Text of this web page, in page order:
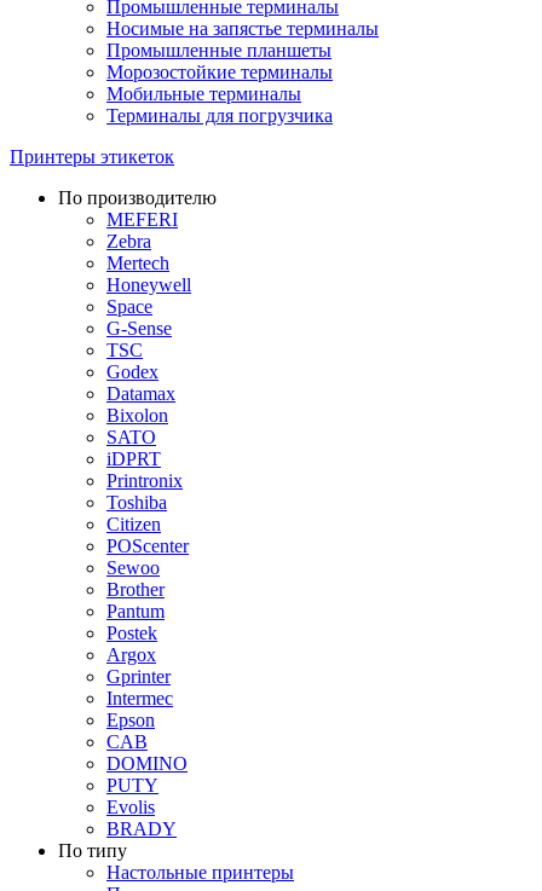
Промышленные терминалы
Носимые на запястье терминалы
Промышленные планшеты
Морозостойкие терминалы
Мобильные терминалы
Терминалы для погрузчика
Принтеры этикеток
По производителю
MEFERI
Zebra
Mertech
Honeywell
Space
G-Sense
TSC
Godex
Datamax
Bixolon
SATO
iDPRT
Printronix
Toshiba
Citizen
POScenter
Sewoo
Brother
Pantum
Postek
Argox
Gprinter
Intermec
Epson
CAB
DOMINO
PUTY
Evolis
BRADY
По типу
Настольные принтеры